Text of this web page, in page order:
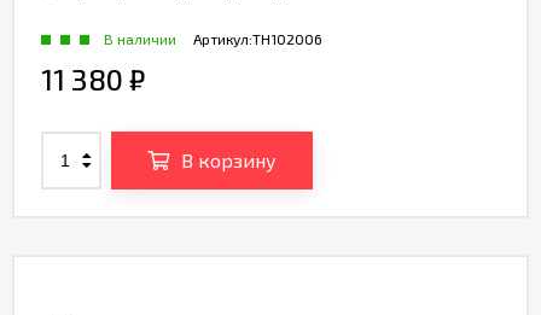
Артикул:TH102006
В наличии
11 380 ₽
В корзину